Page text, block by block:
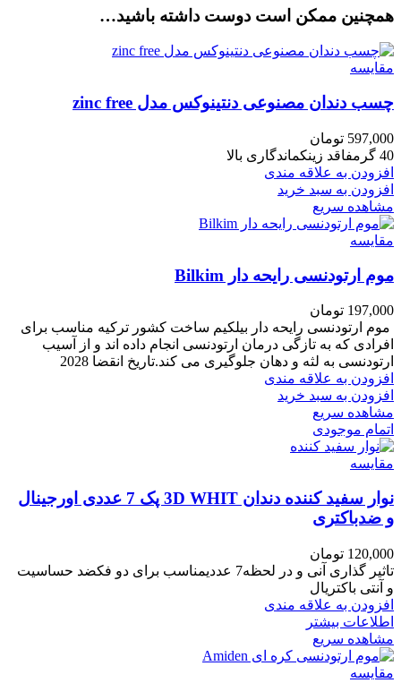
همچنین ممکن است دوست داشته باشید…
مقایسه
چسب دندان مصنوعی دنتینوکس مدل zinc free
597,000 تومان
40 گرمفاقد زینکماندگاری بالا
افزودن به علاقه مندی
افزودن به سبد خرید
مشاهده سریع
مقایسه
موم ارتودنسی رایحه دار Bilkim
197,000 تومان
موم ارتودنسی رایحه دار بیلکیم ساخت کشور ترکیه مناسب برای
افرادی که به تازگی درمان ارتودنسی انجام داده اند و از آسیب
ارتودنسی به لثه و دهان جلوگیری می کند.تاریخ انقضا 2028
افزودن به علاقه مندی
افزودن به سبد خرید
مشاهده سریع
اتمام موجودی
مقایسه
نوار سفید کننده دندان 3D WHIT پک 7 عددی اورجینال
و ضدباکتری
120,000 تومان
تاثیر گذاری آنی و در لحظه7 عددیمناسب برای دو فکضد حساسیت
و آنتی باکتریال
افزودن به علاقه مندی
اطلاعات بیشتر
مشاهده سریع
مقایسه